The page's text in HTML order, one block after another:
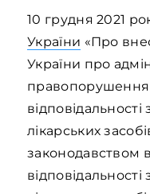
10 грудня 2021
України «Про
України про
відповідальності
лікарських
законодавством
відповідальності